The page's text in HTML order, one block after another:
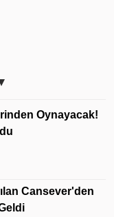
Oynayacak!
Cansever'den